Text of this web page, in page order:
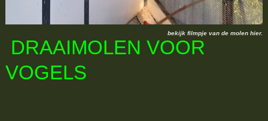
bekijk filmpje van de molen hier.
DRAAIMOLEN VOOR
VOGELS